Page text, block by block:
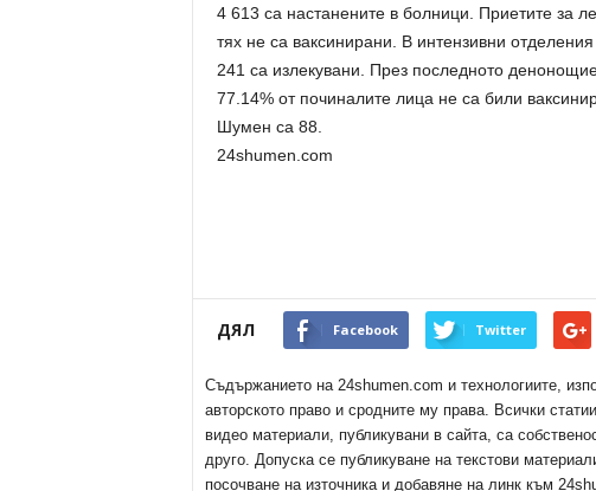
4 613 са настанените в болници. Приетите за
тях не са ваксинирани. В интензивни отделения
241 са излекувани. През последното
77.14% от починалите лица не са били
Шумен са 88.
24shumen.com
ДЯЛ Facebook Twitter
Съдържанието на 24shumen.com и технологиите,
авторското право и сродните му права. Всички
видео материали, публикувани в сайта, са
друго. Допуска се публикуване на текстови
посочване на източника и добавяне на линк към